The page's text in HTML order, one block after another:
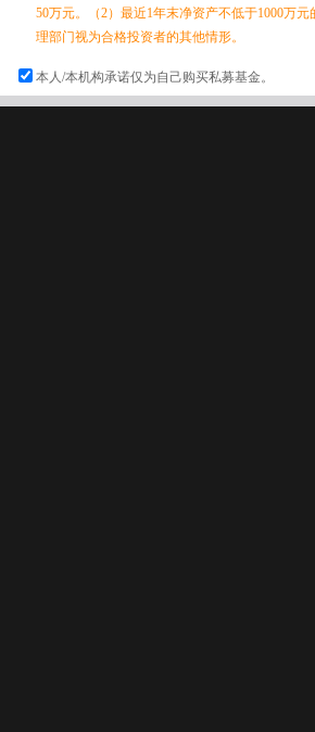
50万元。（2）最近1年末净资产不低于1000万
理部门视为合格投资者的其他情形。
本人/本机构承诺仅为自己购买私募基金。